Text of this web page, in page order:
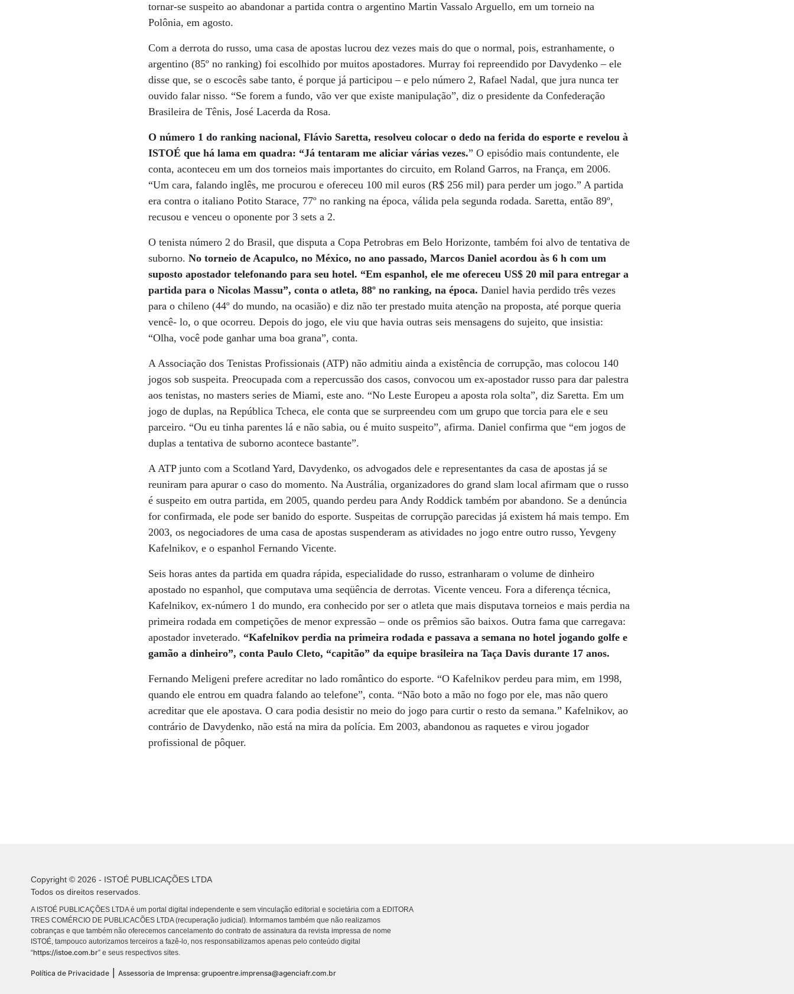
tornar-se suspeito ao abandonar a partida contra o argentino Martin Vassalo Arguello, em um torneio na
Polônia, em agosto.
Com a derrota do russo, uma casa de apostas lucrou dez vezes mais do que o normal, pois, estranhamente, o
argentino (85º no ranking) foi escolhido por muitos apostadores. Murray foi repreendido por Davydenko – ele
disse que, se o escocês sabe tanto, é porque já participou – e pelo número 2, Rafael Nadal, que jura nunca ter
ouvido falar nisso. “Se forem a fundo, vão ver que existe manipulação”, diz o presidente da Confederação
Brasileira de Tênis, José Lacerda da Rosa.
O número 1 do ranking nacional, Flávio Saretta, resolveu colocar o dedo na ferida do esporte e revelou à
ISTOÉ que há lama em quadra: “Já tentaram me aliciar várias vezes.” O episódio mais contundente, ele
conta, aconteceu em um dos torneios mais importantes do circuito, em Roland Garros, na França, em 2006.
“Um cara, falando inglês, me procurou e ofereceu 100 mil euros (R$ 256 mil) para perder um jogo.” A partida
era contra o italiano Potito Starace, 77º no ranking na época, válida pela segunda rodada. Saretta, então 89º,
recusou e venceu o oponente por 3 sets a 2.
O tenista número 2 do Brasil, que disputa a Copa Petrobras em Belo Horizonte, também foi alvo de tentativa de
suborno.No torneio de Acapulco, no México, no ano passado, Marcos Daniel acordou às 6 h com um
suposto apostador telefonando para seu hotel. “Em espanhol, ele me ofereceu US$ 20 mil para entregar a
partida para o Nicolas Massu”, conta o atleta, 88º no ranking, na época.Daniel havia perdido três vezes
para o chileno (44º do mundo, na ocasião) e diz não ter prestado muita atenção na proposta, até porque queria
vencê- lo, o que ocorreu. Depois do jogo, ele viu que havia outras seis mensagens do sujeito, que insistia:
“Olha, você pode ganhar uma boa grana”, conta.
A Associação dos Tenistas Profissionais (ATP) não admitiu ainda a existência de corrupção, mas colocou 140
jogos sob suspeita. Preocupada com a repercussão dos casos, convocou um ex-apostador russo para dar palestra
aos tenistas, no masters series de Miami, este ano. “No Leste Europeu a aposta rola solta”, diz Saretta. Em um
jogo de duplas, na República Tcheca, ele conta que se surpreendeu com um grupo que torcia para ele e seu
parceiro. “Ou eu tinha parentes lá e não sabia, ou é muito suspeito”, afirma. Daniel confirma que “em jogos de
duplas a tentativa de suborno acontece bastante”.
A ATP junto com a Scotland Yard, Davydenko, os advogados dele e representantes da casa de apostas já se
reuniram para apurar o caso do momento. Na Austrália, organizadores do grand slam local afirmam que o russo
é suspeito em outra partida, em 2005, quando perdeu para Andy Roddick também por abandono. Se a denúncia
for confirmada, ele pode ser banido do esporte. Suspeitas de corrupção parecidas já existem há mais tempo. Em
2003, os negociadores de uma casa de apostas suspenderam as atividades no jogo entre outro russo, Yevgeny
Kafelnikov, e o espanhol Fernando Vicente.
Seis horas antes da partida em quadra rápida, especialidade do russo, estranharam o volume de dinheiro
apostado no espanhol, que computava uma seqüência de derrotas. Vicente venceu. Fora a diferença técnica,
Kafelnikov, ex-número 1 do mundo, era conhecido por ser o atleta que mais disputava torneios e mais perdia na
primeira rodada em competições de menor expressão – onde os prêmios são baixos. Outra fama que carregava:
apostador inveterado. “Kafelnikov perdia na primeira rodada e passava a semana no hotel jogando golfe e
gamão a dinheiro”, conta Paulo Cleto, “capitão” da equipe brasileira na Taça Davis durante 17 anos.
Fernando Meligeni prefere acreditar no lado romântico do esporte. “O Kafelnikov perdeu para mim, em 1998,
quando ele entrou em quadra falando ao telefone”, conta. “Não boto a mão no fogo por ele, mas não quero
acreditar que ele apostava. O cara podia desistir no meio do jogo para curtir o resto da semana.” Kafelnikov, ao
contrário de Davydenko, não está na mira da polícia. Em 2003, abandonou as raquetes e virou jogador
profissional de pôquer.
Copyright © 2026 - ISTOÉ PUBLICAÇÕES LTDA
Todos os direitos reservados.
A ISTOÉ PUBLICAÇÕES LTDA é um portal digital independente e sem vinculação editorial e societária com a EDITORA
TRES COMÉRCIO DE PUBLICACÕES LTDA (recuperação judicial). Informamos também que não realizamos
cobranças e que também não oferecemos cancelamento do contrato de assinatura da revista impressa de nome
ISTOÉ, tampouco autorizamos terceiros a fazê-lo, nos responsabilizamos apenas pelo conteúdo digital
“https://istoe.com.br” e seus respectivos sites.
Política de Privacidade Assessoria de Imprensa: grupoentre.imprensa@agenciafr.com.br